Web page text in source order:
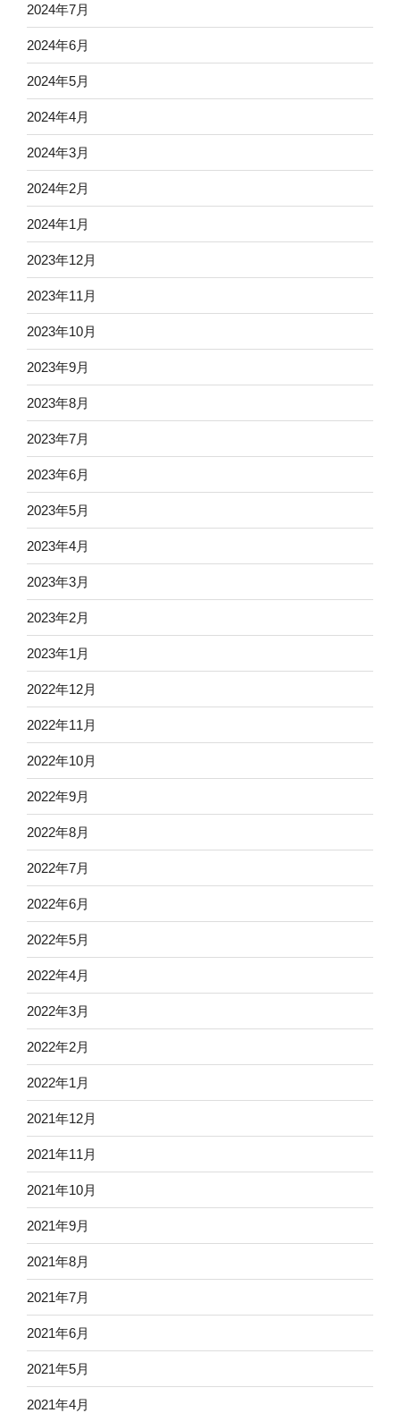
2024年7月
2024年6月
2024年5月
2024年4月
2024年3月
2024年2月
2024年1月
2023年12月
2023年11月
2023年10月
2023年9月
2023年8月
2023年7月
2023年6月
2023年5月
2023年4月
2023年3月
2023年2月
2023年1月
2022年12月
2022年11月
2022年10月
2022年9月
2022年8月
2022年7月
2022年6月
2022年5月
2022年4月
2022年3月
2022年2月
2022年1月
2021年12月
2021年11月
2021年10月
2021年9月
2021年8月
2021年7月
2021年6月
2021年5月
2021年4月